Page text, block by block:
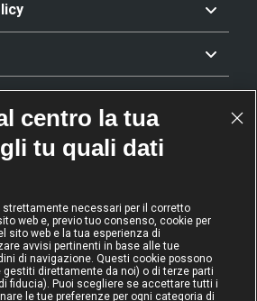
2024
Operatore di
gioco sicuro
2024
Diversity &
Inclusion
centro la tua
tu quali dati
necessari per il corretto
web e, previo tuo consenso, cookie per
sito web e la tua esperienza di
avvisi pertinenti in base alle tue
di navigazione. Questi cookie possono
gestiti direttamente da noi) o di terze parti
fiducia). Puoi scegliere se accettare tutti i
le tue preferenze per ogni categoria di